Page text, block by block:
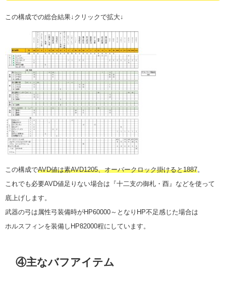
この構成での総合結果↓クリックで拡大↓
この構成でAVD値は素AVD1205、オーバークロック掛けると1887
これでも必要AVD値足りない場合は『十二支の御札・酉』などを使って
底上げします。
武器の弓は属性弓装備時がHP60000～となりHP不足感じた場合は
ホルスフィンを装備しHP82000程にしています。
④主なバフアイテム